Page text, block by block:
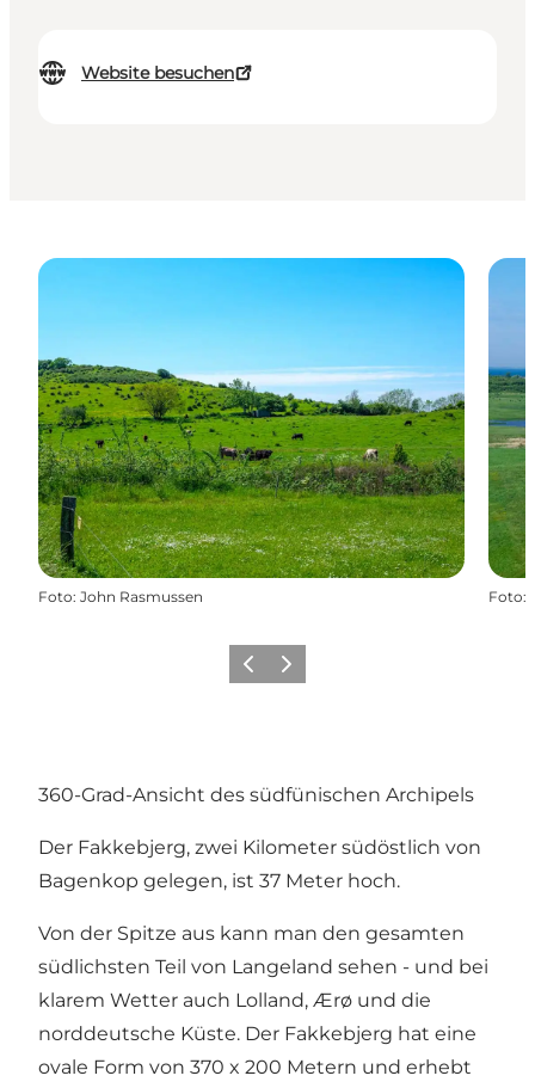
Website besuchen
Foto: John Rasmussen Foto:
ZurückWeiter
360-Grad-Ansicht des südfünischen Archipels
Der Fakkebjerg, zwei Kilometer südöstlich von
Bagenkop gelegen, ist 37 Meter hoch.
Von der Spitze aus kann man den gesamten
südlichsten Teil von Langeland sehen - und bei
klarem Wetter auch Lolland, Ærø und die
norddeutsche Küste. Der Fakkebjerg hat eine
ovale Form von 370 x 200 Metern und erhebt